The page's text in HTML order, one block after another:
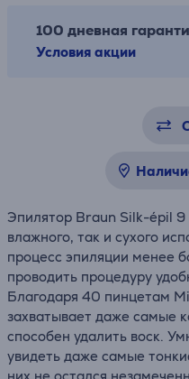
100 дневная
Условия акции
Эпилятор Braun Silk-épil 9
влажного, так и сухого
процесс эпиляции менее
проводить процедуру
Благодаря 40 пинцетам
захватывает даже самые
способен удалить воск.
увидеть даже самые